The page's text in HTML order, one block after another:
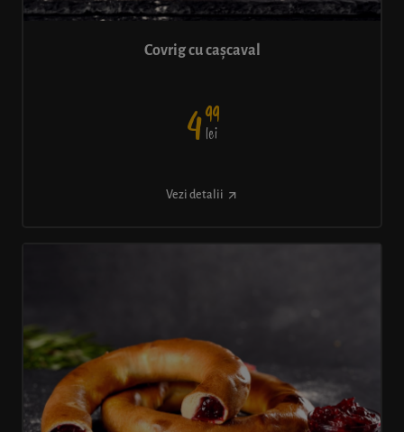
Covrig cu cașcaval
499
lei
Vezi detalii